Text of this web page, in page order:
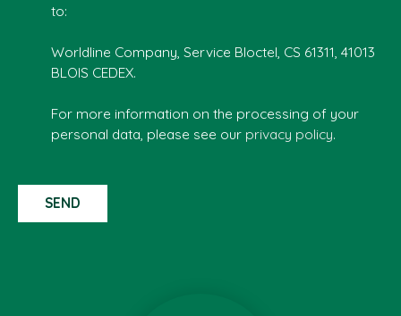
to:
Worldline Company, Service Bloctel, CS 61311, 41013
BLOIS CEDEX.
For more information on the processing of your
personal data, please see our privacy policy.
SEND